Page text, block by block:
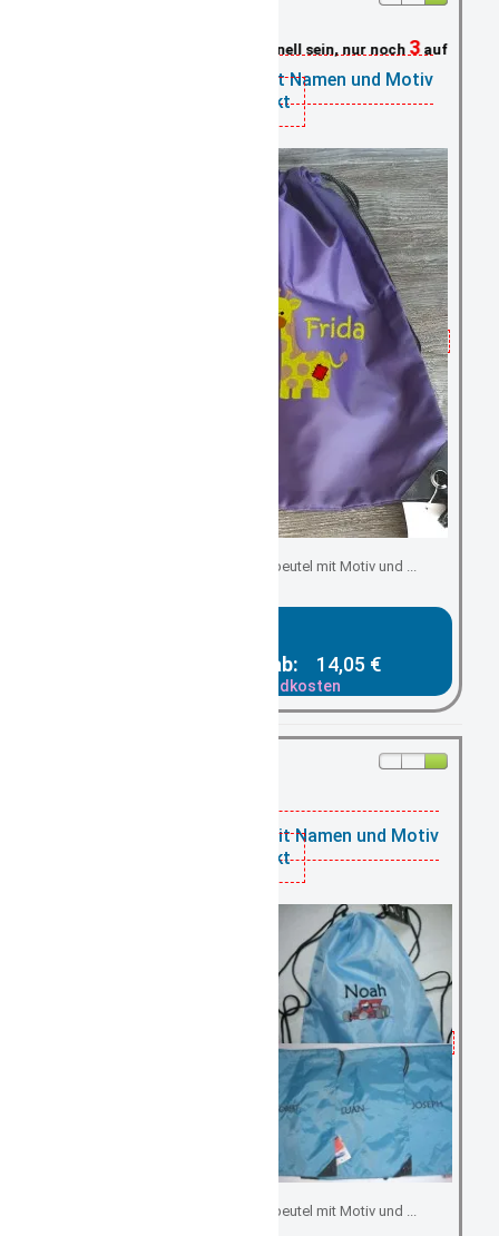
Schnell sein, nur noch3auf Lager
Turnbeutel purple mit Namen und Motiv
bestickt
Kindergartenbeutel/ Turnbeutel mit Motiv und ...
Gesamtpreis ab: 14,05 €
zzgl. Versandkosten
vorrätig:
Turnbeutel hellblau mit Namen und Motiv
bestickt
Kindergartenbeutel/ Turnbeutel mit Motiv und ...